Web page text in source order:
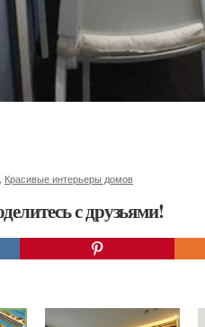
Красивые интерьеры домов
с друзьями!